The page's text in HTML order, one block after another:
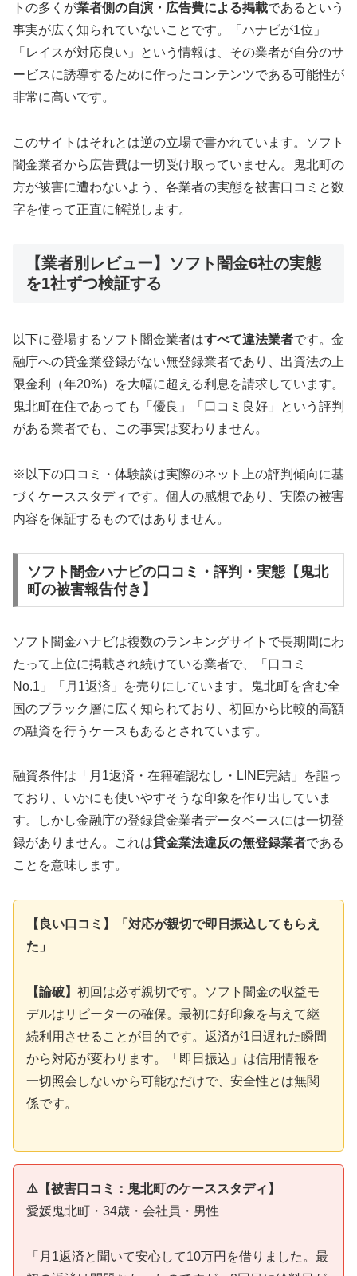
トの多くが業者側の自演・広告費による掲載であるという
事実が広く知られていないことです。「ハナビが1位」
「レイスが対応良い」という情報は、その業者が自分のサ
ービスに誘導するために作ったコンテンツである可能性が
非常に高いです。
このサイトはそれとは逆の立場で書かれています。ソフト
闇金業者から広告費は一切受け取っていません。鬼北町の
方が被害に遭わないよう、各業者の実態を被害口コミと数
字を使って正直に解説します。
【業者別レビュー】ソフト闇金6社の実態
を1社ずつ検証する
以下に登場するソフト闇金業者はすべて違法業者です。金
融庁への貸金業登録がない無登録業者であり、出資法の上
限金利（年20%）を大幅に超える利息を請求しています。
鬼北町在住であっても「優良」「口コミ良好」という評判
がある業者でも、この事実は変わりません。
※以下の口コミ・体験談は実際のネット上の評判傾向に基
づくケーススタディです。個人の感想であり、実際の被害
内容を保証するものではありません。
ソフト闇金ハナビの口コミ・評判・実態【鬼北
町の被害報告付き】
ソフト闇金ハナビは複数のランキングサイトで長期間にわ
たって上位に掲載され続けている業者で、「口コミ
No.1」「月1返済」を売りにしています。鬼北町を含む全
国のブラック層に広く知られており、初回から比較的高額
の融資を行うケースもあるとされています。
融資条件は「月1返済・在籍確認なし・LINE完結」を謳っ
ており、いかにも使いやすそうな印象を作り出していま
す。しかし金融庁の登録貸金業者データベースには一切登
録がありません。これは貸金業法違反の無登録業者である
ことを意味します。
【良い口コミ】「対応が親切で即日振込してもらえ
た」
【論破】 初回は必ず親切です。ソフト闇金の収益モ
デルはリピーターの確保。最初に好印象を与えて継
続利用させることが目的です。返済が1日遅れた瞬間
から対応が変わります。「即日振込」は信用情報を
一切照会しないから可能なだけで、安全性とは無関
係です。
⚠️【被害口コミ：鬼北町のケーススタディ】
愛媛鬼北町・34歳・会社員・男性
「月1返済と聞いて安心して10万円を借りました。最